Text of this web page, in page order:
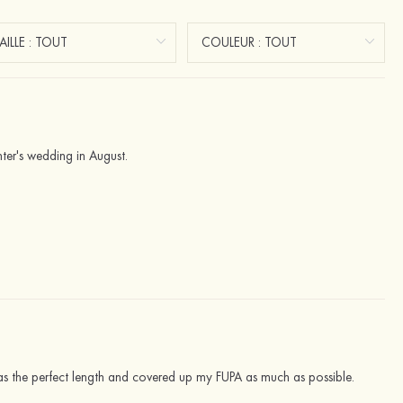
wedding in August.
perfect length and covered up my FUPA as much as possible.